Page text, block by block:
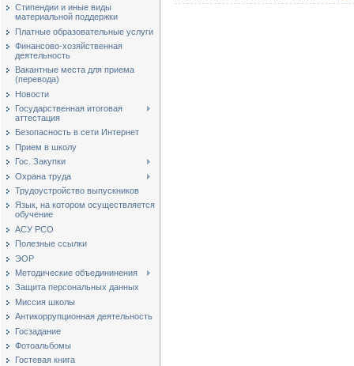
Стипендии и иные виды
материальной поддержки
Платные образовательные услуги
Финансово-хозяйственная
деятельность
Вакантные места для приема
(перевода)
Новости
Государственная итоговая
аттестация
Безопасность в сети Интернет
Прием в школу
Гос. Закупки
Охрана труда
Трудоустройство выпускников
Язык, на котором осуществляется
обучение
АСУ РСО
Полезные ссылки
ЭОР
Методические объедининения
Защита персональных данных
Миссия школы
Антикоррупционная деятельность
Госзадание
Фотоальбомы
Гостевая книга